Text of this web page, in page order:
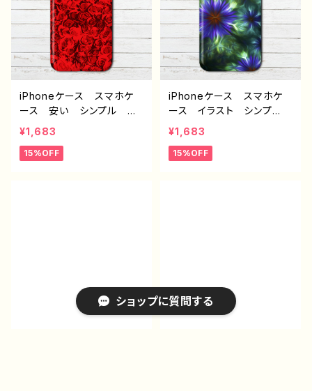
グッズ タイトル：ブルーフ
ラワー J1-9
ランド オリジナル デザイ
ン グッズ タイトル：桜並
木道 J1-9
iPhoneケース スマホケ
ース 安い シンプル 花
柄 おしゃれ かわいい
レディース 個性的 おす
すめ 人気 クリエイタ
¥1,683
15%OFF
iPhoneケース スマホケ
ース イラスト シンプ
ル 安い おしゃれ 花
柄 かっこいい かわい
い 可愛い レディース
ズ タイトル：フラクタル フ
ラワー J1-9
¥1,683
15%OFF
ショップに質問する